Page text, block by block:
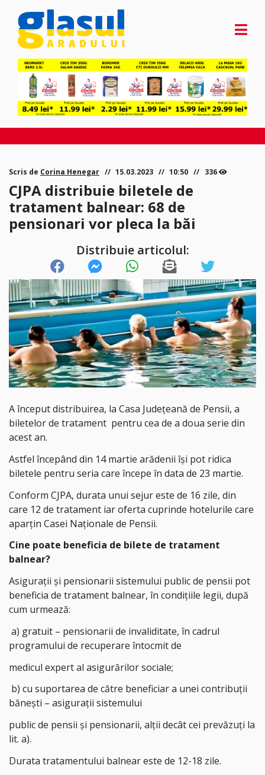
Scris de Corina Henegar 15.03.2023 10:50 336
CJPA distribuie biletele de
tratament balnear: 68 de
pensionari vor pleca la băi
Distribuie articolul:
A început distribuirea, la Casa Judeţeană de Pensii, a
biletelor de tratament pentru cea de a doua serie din
acest an.
Astfel începând din 14 martie arădenii își pot ridica
biletele pentru seria care începe în data de 23 martie.
Conform CJPA, durata unui sejur este de 16 zile, din
care 12 de tratament iar oferta cuprinde hotelurile care
aparţin Casei Naţionale de Pensii.
Cine poate beneficia de bilete de tratament
balnear?
Asiguraţii şi pensionarii sistemului public de pensii pot
beneficia de tratament balnear, în condiţiile legii, după
cum urmează:
a) gratuit – pensionarii de invaliditate, în cadrul
programului de recuperare întocmit de
medicul expert al asigurărilor sociale;
b) cu suportarea de către beneficiar a unei contribuţii
băneşti – asiguraţii sistemului
public de pensii şi pensionarii, alţii decât cei prevăzuţi la
lit. a).
Durata tratamentului balnear este de 12-18 zile.